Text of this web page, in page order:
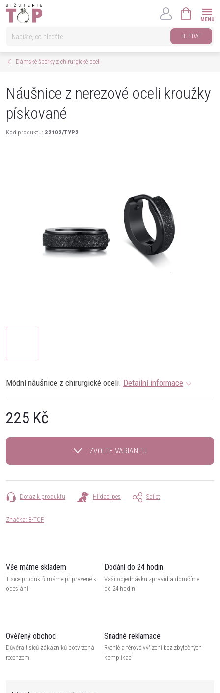
Přejít
HLEDAT
KOŠÍK
Dámské šperky z chirurgické oceli
Náušnice z nerezové oceli kroužky
pískované
Kód produktu: 32102/TYP2
Módní náušnice z chirurgické oceli. Detailní informace
225 Kč
cena:
ZVOLTE VARIANTU
Dotaz k produktu Hlídací pes Sdílet
Značka: B-TOP
Vše máme skladem
Tisíce produktů máme připravené k
odeslání
Dodání do 24 hodin
Vaši objednávku zpravidla doručíme
do 24 hodin
Ověřený obchod
Důvěra tisíců zákazníků potvrzená
recenzemi
Snadné reklamace
Rychlé a férové vyřízení bez zbytečných
komplikací